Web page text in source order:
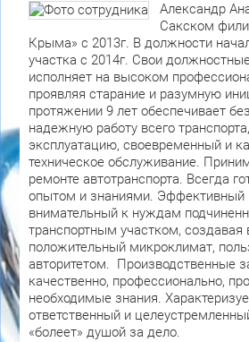
Александр
Сакском
Крыма» с 2013г. В должности
участка с 2014г. Свои
исполняет на высоком
проявляя старание и разумную
протяжении 9 лет обеспечивает
надежную работу всего
эксплуатацию, своевременный и
техническое обслуживание.
ремонте автотранспорта. Всегда
опытом и знаниями. Эффективный
внимательный к нуждам
транспортным участком, создавая
положительный микроклимат,
авторитетом. Производственные
качественно, профессионально,
необходимые знания.
ответственный и
«болеет» душой за дело.